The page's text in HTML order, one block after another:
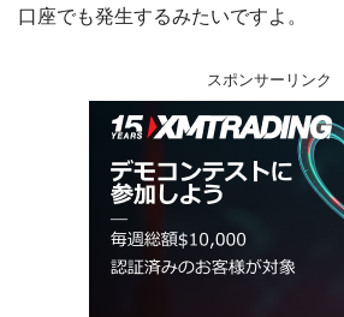
口座でも発生するみたいですよ。
スポンサーリンク